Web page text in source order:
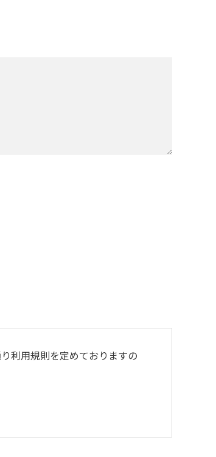
利用規則を定めておりますの